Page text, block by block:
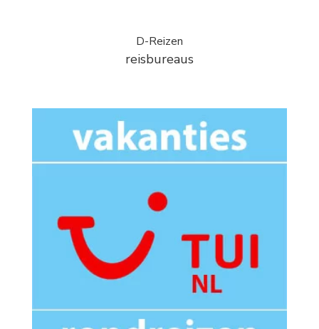
D-Reizen
reisbureaus